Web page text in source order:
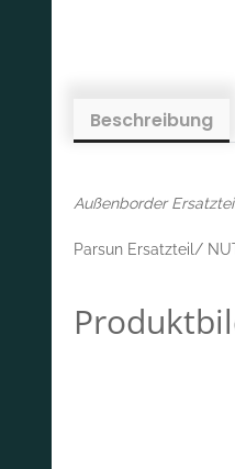
Beschreibung
Außenborder
Parsun Ersatzteil/